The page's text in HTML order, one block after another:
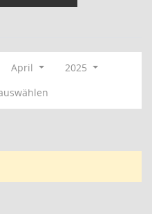
April
2025